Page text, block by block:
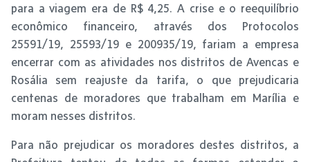
para a viagem era de R$ 4,25. A crise e o reequilíbrio
econômico financeiro, através dos Protocolos
25591/19, 25593/19 e 200935/19, fariam a empresa
encerrar com as atividades nos distritos de Avencas e
Rosália sem reajuste da tarifa, o que prejudicaria
centenas de moradores que trabalham em Marília e
moram nesses distritos.
Para não prejudicar os moradores destes distritos, a